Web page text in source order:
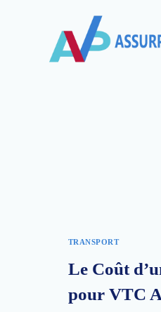
TRANSPORT
Le Coût
pour VTC